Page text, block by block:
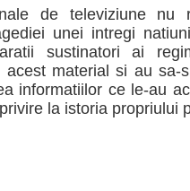
de televiziune nu
unei intregi
sustinatori ai
material si au sa-
informatiilor ce le-au
la istoria propriului